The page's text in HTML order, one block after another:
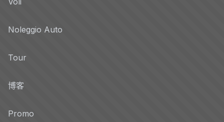
Noleggio Auto
Tour
博客
Promo